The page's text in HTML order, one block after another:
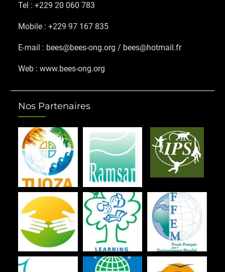
Tel : +229 20 060 783
Mobile : +229 97 167 835
E-mail : bees@bees-ong.org / bees@hotmail.fr
Web : www.bees-ong.org
Nos Partenaires